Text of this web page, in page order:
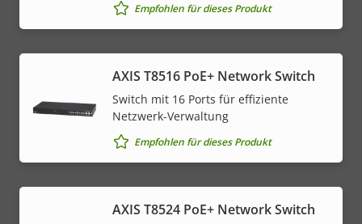
Empfohlen für dieses Produkt
AXIS T8516 PoE+ Network Switch
Switch mit 16 Ports für effiziente
Netzwerk-Verwaltung
Empfohlen für dieses Produkt
AXIS T8524 PoE+ Network Switch